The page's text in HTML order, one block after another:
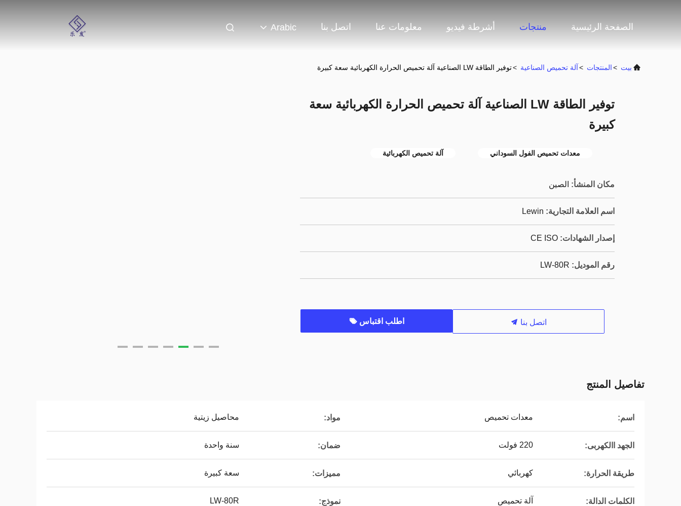
الصفحة الرئيسية منتجات أشرطة فيديو معلومات عنا اتصل بنا Arabic
بيت >المنتجات >آلة تحميص الصناعية >توفير الطاقة LW الصناعية آلة تحميص الحرارة الكهربائية سعة كبيرة
توفير الطاقة LW الصناعية آلة تحميص الحرارة الكهربائية سعة
كبيرة
معدات تحميص الفول السوداني آلة تحميص الكهربائية
مكان المنشأ: الصين
اسم العلامة التجارية: Lewin
إصدار الشهادات: CE ISO
رقم الموديل: LW-80R
اتصل بنا اطلب اقتباس
تفاصيل المنتج
اسم: معدات تحميص مواد: محاصيل زيتية
الجهد االكهربى: 220 فولت ضمان: سنة واحدة
طريقة الحرارة: كهربائي مميزات: سعة كبيرة
الكلمات الدالة: آلة تحميص نموذج: LW-80R